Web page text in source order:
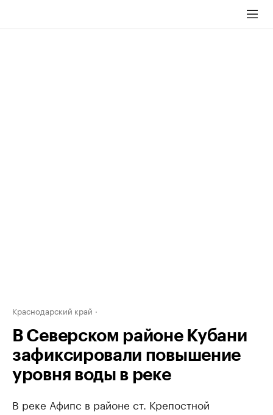
Краснодарский край
В Северском районе Кубани
зафиксировали повышение
уровня воды в реке
В реке Афипс в районе ст. Крепостной